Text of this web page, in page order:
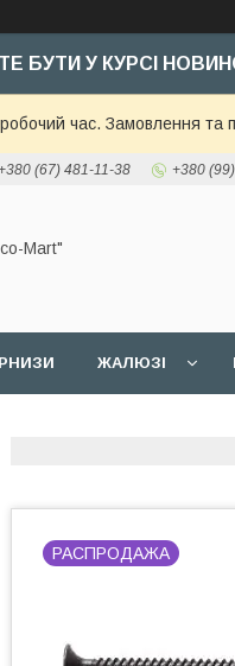
БУТИ У КУРСІ
час. Замовлення
(67) 481-11-38 +380
Mart"
ЖАЛЮЗІ
РАСПРОДАЖА